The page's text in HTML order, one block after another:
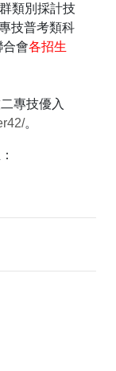
類別採計技
技普考類科
會各招生
專技優入
。